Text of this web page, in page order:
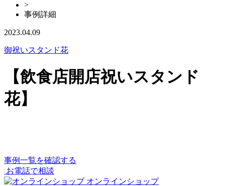
>
事例詳細
2023.04.09
御祝いスタンド花
【飲食店開店祝いスタンド
花】
事例一覧を確認する
お電話で相談
オンラインショップ